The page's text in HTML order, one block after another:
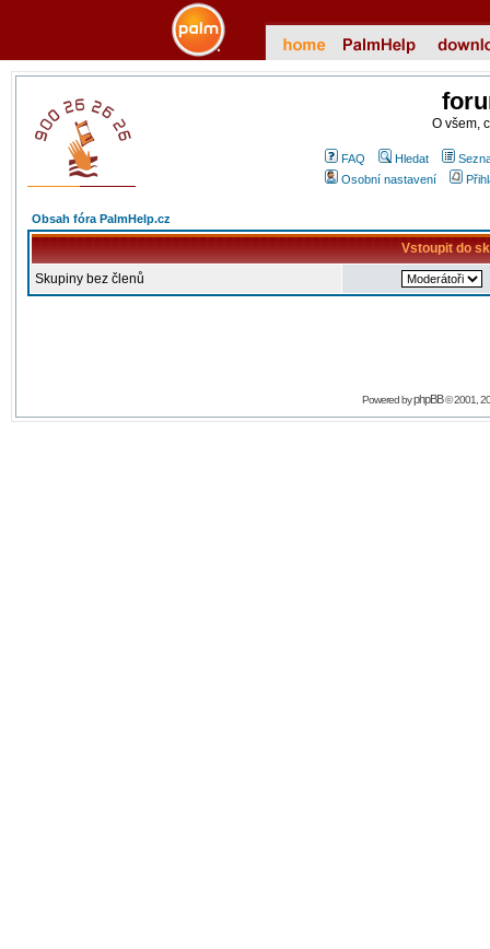
O všem,
FAQ Hledat
Osobní nastavení
Obsah fóra PalmHelp.cz
Vstoupit do
Skupiny bez členů
Powered byphpBB© 2001,